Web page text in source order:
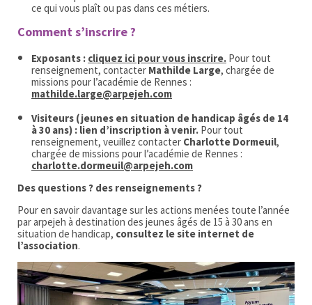
ce qui vous plaît ou pas dans ces métiers.
Comment s’inscrire ?
Exposants : cliquez ici pour vous inscrire. Pour tout
renseignement, contacter Mathilde Large, chargée de
missions pour l’académie de Rennes :
mathilde.large@arpejeh.com
Visiteurs (jeunes en situation de handicap âgés de 14
à 30 ans) : lien d’inscription à venir. Pour tout
renseignement, veuillez contacter Charlotte Dormeuil,
chargée de missions pour l’académie de Rennes :
charlotte.dormeuil@arpejeh.com
Des questions ? des renseignements ?
Pour en savoir davantage sur les actions menées toute l’année
par arpejeh à destination des jeunes âgés de 15 à 30 ans en
situation de handicap, consultez le site internet de
l’association.